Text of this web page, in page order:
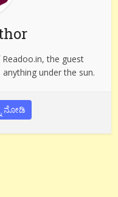
the guest
under the sun.
ನೋಡಿ